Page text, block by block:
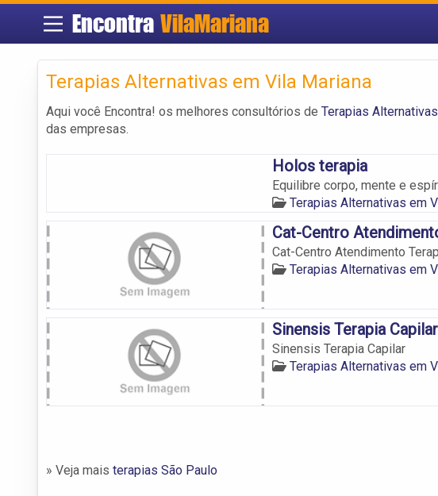
Encontra VilaMariana
Terapias Alternativas em Vila Mariana
Aqui você Encontra! os melhores consultórios de Terapias
das empresas.
Holos terapia
Equilibre corpo, mente e
Terapias Alternativas em
Cat-Centro
Cat-Centro Atendimento
Terapias Alternativas em
Sinensis Terapia Capilar
Sinensis Terapia Capilar
Terapias Alternativas em
» Veja mais terapias São Paulo